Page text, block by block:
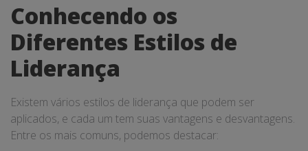
Conhecendo os
Diferentes Estilos de
Liderança
Existem vários estilos de liderança que podem ser
aplicados, e cada um tem suas vantagens e desvantagens.
Entre os mais comuns, podemos destacar: